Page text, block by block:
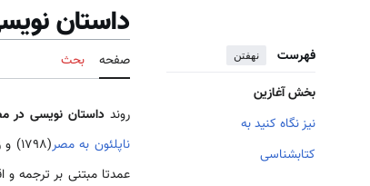
فهرست نهفتن
بخش آغازین
نیز نگاه کنید به
کتابشناسی
داستان
صفحه بحث
روندداستان نویسی در
ناپلئون به مصر
عمدتا مبتنی بر ترجمه